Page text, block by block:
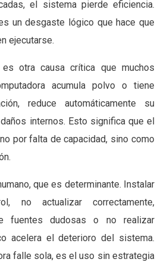
el sistema pierde eficiencia.
un desgaste lógico que hace que
ejecutarse.
es otra causa crítica que muchos
acumula polvo o tiene
reduce automáticamente su
internos. Esto significa que el
por falta de capacidad, sino como
que es determinante. Instalar
no actualizar correctamente,
fuentes dudosas o no realizar
acelera el deterioro del sistema.
falle sola, es el uso sin estrategia